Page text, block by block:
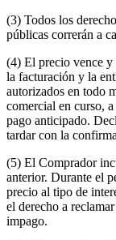
(3) Todos los
públicas correrán a
(4) El precio vence y
la facturación y la
autorizados en todo
comercial en curso,
pago anticipado.
tardar con la
(5) El Comprador
anterior. Durante el
precio al tipo de
el derecho a
impago.